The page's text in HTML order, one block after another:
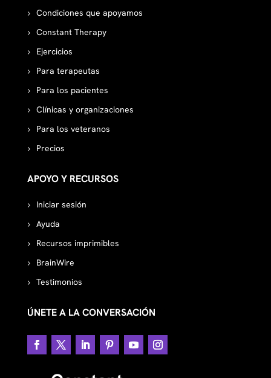
Condiciones que apoyamos
Constant Therapy
Ejercicios
Para terapeutas
Para los pacientes
Clínicas y organizaciones
Para los veteranos
Precios
APOYO Y RECURSOS
Iniciar sesión
Ayuda
Recursos imprimibles
BrainWire
Testimonios
ÚNETE A LA CONVERSACIÓN